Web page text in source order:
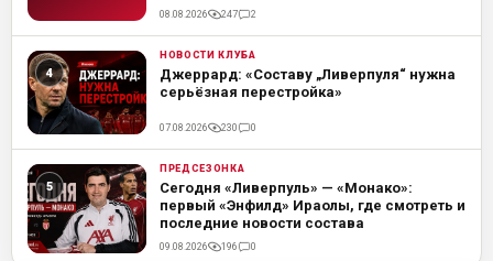
08.08.2026 247 2
ML НОВОСТИ КЛУБА
Джеррард: «Составу „Ливерпуля“ нужна
серьёзная перестройка»
07.08.2026 230 0
ML ПРЕДСЕЗОНКА
Сегодня «Ливерпуль» — «Монако»:
первый «Энфилд» Ираолы, где смотреть и
последние новости состава
09.08.2026 196 0